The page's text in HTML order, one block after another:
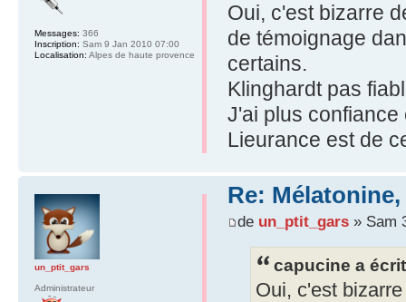
Oui, c'est bizarre
de témoignage
certains.
Klinghardt pas
J'ai plus
Lieurance est de
Messages: 366
Inscription: Sam 9 Jan 2010 07:00
Localisation: Alpes de haute provence
Re:
de un_ptit_gars» Sam
capucine a
Oui, c'est
un_ptit_gars
Administrateur